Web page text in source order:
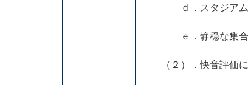
ｄ．スタジアムに
ｅ．静穏な集合住
（２）．快音評価に